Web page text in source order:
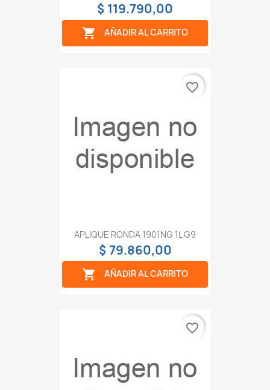
$ 119.790,00
 AÑADIR AL CARRITO
APLIQUE RONDA 1901NG 1L G9
$ 79.860,00
 AÑADIR AL CARRITO
favorite_border
favorite_border